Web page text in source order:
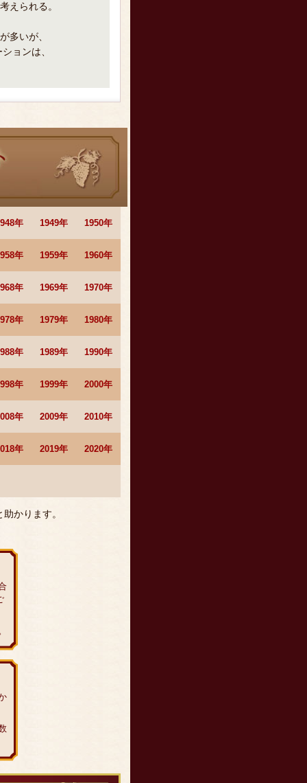
えられる。
多いが、
ョンは、
年 1949年 1950年
年 1959年 1960年
年 1969年 1970年
年 1979年 1980年
年 1989年 1990年
年 1999年 2000年
年 2009年 2010年
年 2019年 2020年
かります。